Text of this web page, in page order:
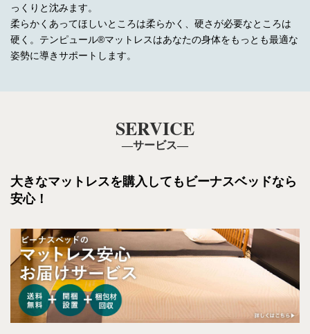
っくりと沈みます。
柔らかくあってほしいところは柔らかく、硬さが必要なところは
硬く。テンピュール®マットレスはあなたの身体をもっとも最適な
姿勢に導きサポートします。
SERVICE
―サービス―
大きなマットレスを購入しても ビーナスベッドなら
安心！